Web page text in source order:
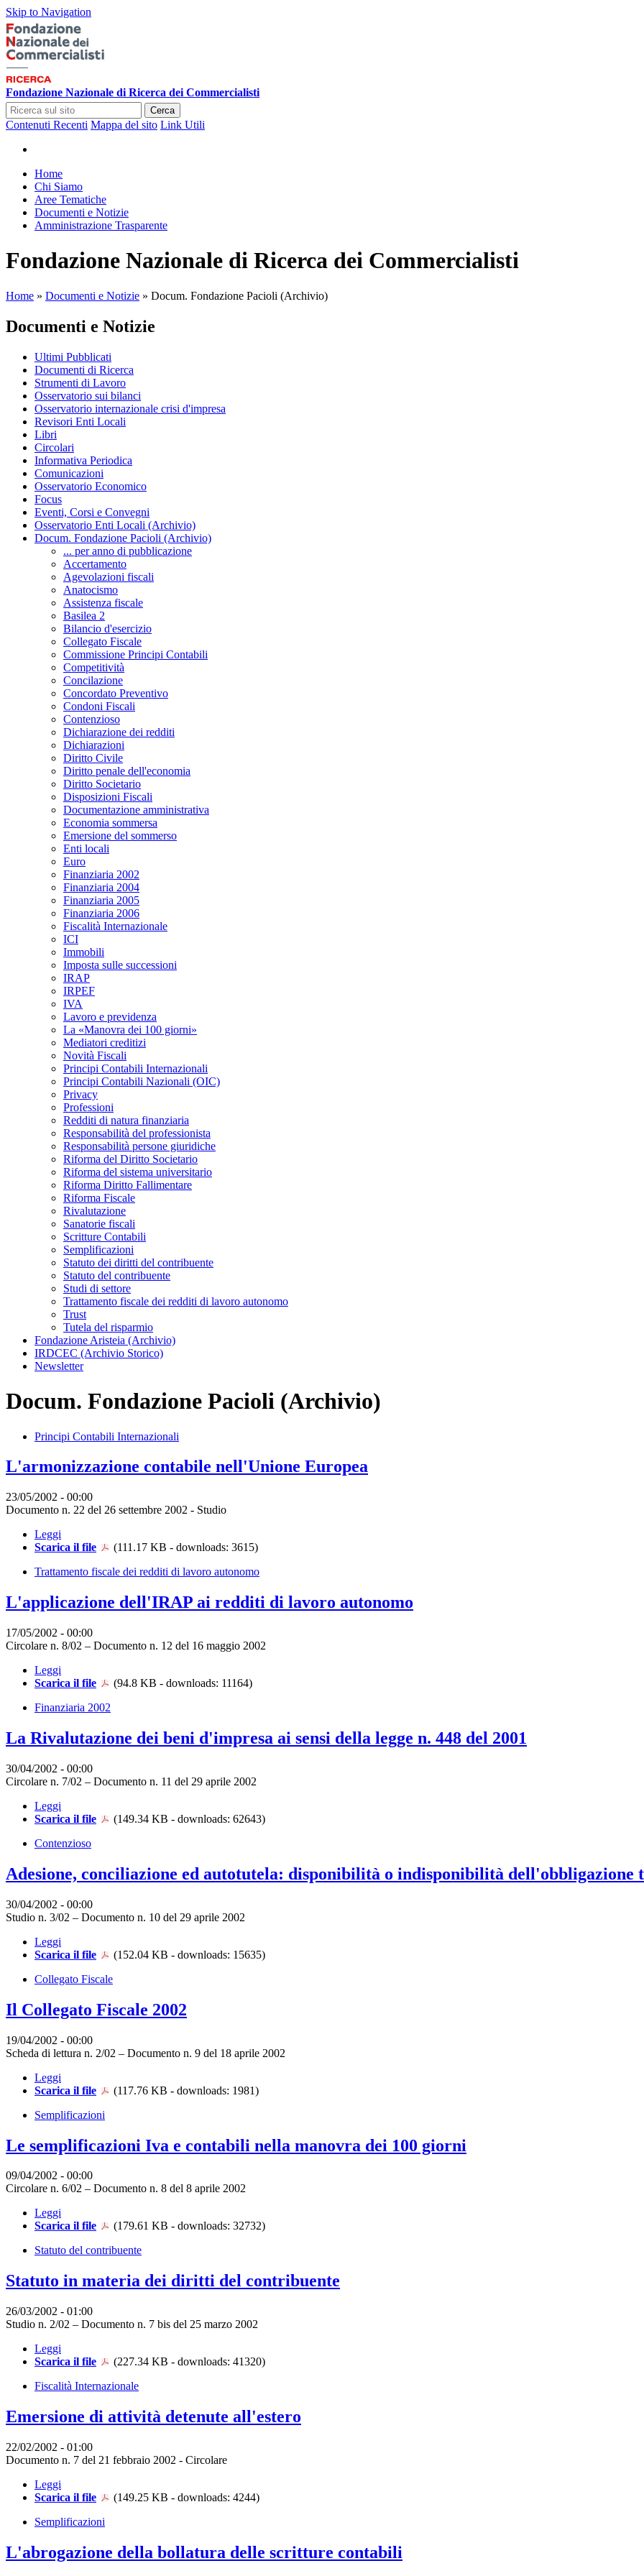
Skip to Navigation
Fondazione Nazionale di Ricerca dei Commercialisti
Cerca
Contenuti Recenti Mappa del sito Link Utili
Home
Chi Siamo
Aree Tematiche
Documenti e Notizie
Amministrazione Trasparente
Fondazione Nazionale di Ricerca dei Commercialisti
Home » Documenti e Notizie » Docum. Fondazione Pacioli (Archivio)
Documenti e Notizie
Ultimi Pubblicati
Documenti di Ricerca
Strumenti di Lavoro
Osservatorio sui bilanci
Osservatorio internazionale crisi d'impresa
Revisori Enti Locali
Libri
Circolari
Informativa Periodica
Comunicazioni
Osservatorio Economico
Focus
Eventi, Corsi e Convegni
Osservatorio Enti Locali (Archivio)
Docum. Fondazione Pacioli (Archivio)
... per anno di pubblicazione
Accertamento
Agevolazioni fiscali
Anatocismo
Assistenza fiscale
Basilea 2
Bilancio d'esercizio
Collegato Fiscale
Commissione Principi Contabili
Competitività
Concilazione
Concordato Preventivo
Condoni Fiscali
Contenzioso
Dichiarazione dei redditi
Dichiarazioni
Diritto Civile
Diritto penale dell'economia
Diritto Societario
Disposizioni Fiscali
Documentazione amministrativa
Economia sommersa
Emersione del sommerso
Enti locali
Euro
Finanziaria 2002
Finanziaria 2004
Finanziaria 2005
Finanziaria 2006
Fiscalità Internazionale
ICI
Immobili
Imposta sulle successioni
IRAP
IRPEF
IVA
Lavoro e previdenza
La «Manovra dei 100 giorni»
Mediatori creditizi
Novità Fiscali
Principi Contabili Internazionali
Principi Contabili Nazionali (OIC)
Privacy
Professioni
Redditi di natura finanziaria
Responsabilità del professionista
Responsabilità persone giuridiche
Riforma del Diritto Societario
Riforma del sistema universitario
Riforma Diritto Fallimentare
Riforma Fiscale
Rivalutazione
Sanatorie fiscali
Scritture Contabili
Semplificazioni
Statuto dei diritti del contribuente
Statuto del contribuente
Studi di settore
Trattamento fiscale dei redditi di lavoro autonomo
Trust
Tutela del risparmio
Fondazione Aristeia (Archivio)
IRDCEC (Archivio Storico)
Newsletter
Docum. Fondazione Pacioli (Archivio)
Principi Contabili Internazionali
L'armonizzazione contabile nell'Unione Europea
23/05/2002 - 00:00
Documento n. 22 del 26 settembre 2002 - Studio
Leggi
Scarica il file
(111.17 KB - downloads: 3615)
Trattamento fiscale dei redditi di lavoro autonomo
L'applicazione dell'IRAP ai redditi di lavoro autonomo
17/05/2002 - 00:00
Circolare n. 8/02 – Documento n. 12 del 16 maggio 2002
Leggi
Scarica il file
(94.8 KB - downloads: 11164)
Finanziaria 2002
La Rivalutazione dei beni d'impresa ai sensi della legge n. 448 del 2001
30/04/2002 - 00:00
Circolare n. 7/02 – Documento n. 11 del 29 aprile 2002
Leggi
Scarica il file
(149.34 KB - downloads: 62643)
Contenzioso
Adesione, conciliazione ed autotutela: disponibilità o indisponibilità
30/04/2002 - 00:00
Studio n. 3/02 – Documento n. 10 del 29 aprile 2002
Leggi
Scarica il file
(152.04 KB - downloads: 15635)
Collegato Fiscale
Il Collegato Fiscale 2002
19/04/2002 - 00:00
Scheda di lettura n. 2/02 – Documento n. 9 del 18 aprile 2002
Leggi
Scarica il file
(117.76 KB - downloads: 1981)
Semplificazioni
Le semplificazioni Iva e contabili nella manovra dei 100 giorni
09/04/2002 - 00:00
Circolare n. 6/02 – Documento n. 8 del 8 aprile 2002
Leggi
Scarica il file
(179.61 KB - downloads: 32732)
Statuto del contribuente
Statuto in materia dei diritti del contribuente
26/03/2002 - 01:00
Studio n. 2/02 – Documento n. 7 bis del 25 marzo 2002
Leggi
Scarica il file
(227.34 KB - downloads: 41320)
Fiscalità Internazionale
Emersione di attività detenute all'estero
22/02/2002 - 01:00
Documento n. 7 del 21 febbraio 2002 - Circolare
Leggi
Scarica il file
(149.25 KB - downloads: 4244)
Semplificazioni
L'abrogazione della bollatura delle scritture contabili